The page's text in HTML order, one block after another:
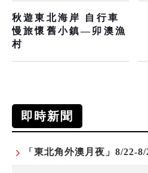
秋遊東北海岸 自行車
慢旅懷舊小鎮—卯澳漁
村
即時新聞